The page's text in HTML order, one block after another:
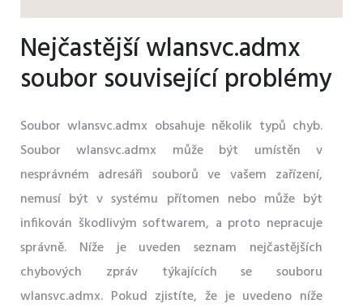
Nejčastější wlansvc.admx
soubor související problémy
Soubor wlansvc.admx obsahuje několik typů chyb.
Soubor wlansvc.admx může být umístěn v
nesprávném adresáři souborů ve vašem zařízení,
nemusí být v systému přítomen nebo může být
infikován škodlivým softwarem, a proto nepracuje
správně. Níže je uveden seznam nejčastějších
chybových zpráv týkajících se souboru
wlansvc.admx. Pokud zjistíte, že je uvedeno níže